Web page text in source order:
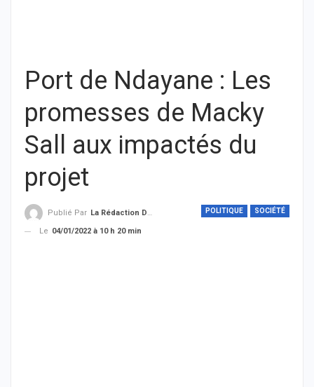
Port de Ndayane : Les
promesses de Macky
Sall aux impactés du
projet
POLITIQUE SOCIÉTÉ
Publié Par La Rédaction De THIEYSENEGAL.com
Le 04/01/2022 à 10 h 20 min